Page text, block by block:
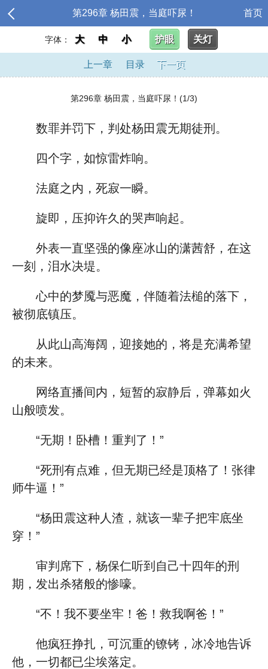
第296章 杨田震，当庭吓尿！ 首页
字体： 大 中 小 护眼 关灯
上一章 目录 下一页
第296章 杨田震，当庭吓尿！(1/3)
数罪并罚下，判处杨田震无期徒刑。
四个字，如惊雷炸响。
法庭之内，死寂一瞬。
旋即，压抑许久的哭声响起。
外表一直坚强的像座冰山的潇茜舒，在这
一刻，泪水决堤。
心中的梦魇与恶魔，伴随着法槌的落下，
被彻底镇压。
从此山高海阔，迎接她的，将是充满希望
的未来。
网络直播间内，短暂的寂静后，弹幕如火
山般喷发。
“无期！卧槽！重判了！”
“死刑有点难，但无期已经是顶格了！张律
师牛逼！”
“杨田震这种人渣，就该一辈子把牢底坐
穿！”
审判席下，杨保仁听到自己十四年的刑
期，发出杀猪般的惨嚎。
“不！我不要坐牢！爸！救我啊爸！”
他疯狂挣扎，可沉重的镣铐，冰冷地告诉
他，一切都已尘埃落定。